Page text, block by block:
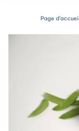
Chemin de
Page d’accueil